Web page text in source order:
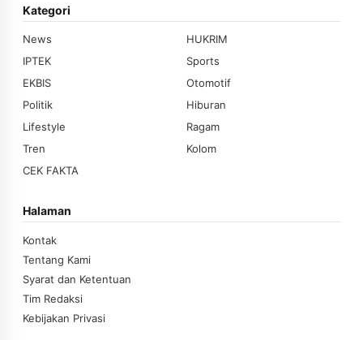
Kategori
News
HUKRIM
IPTEK
Sports
EKBIS
Otomotif
Politik
Hiburan
Lifestyle
Ragam
Tren
Kolom
CEK FAKTA
Halaman
Kontak
Tentang Kami
Syarat dan Ketentuan
Tim Redaksi
Kebijakan Privasi